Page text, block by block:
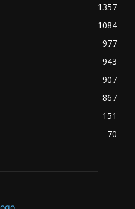
1357
1084
977
943
907
867
151
70